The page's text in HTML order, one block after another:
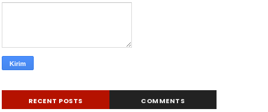
RECENT POSTS COMMENTS